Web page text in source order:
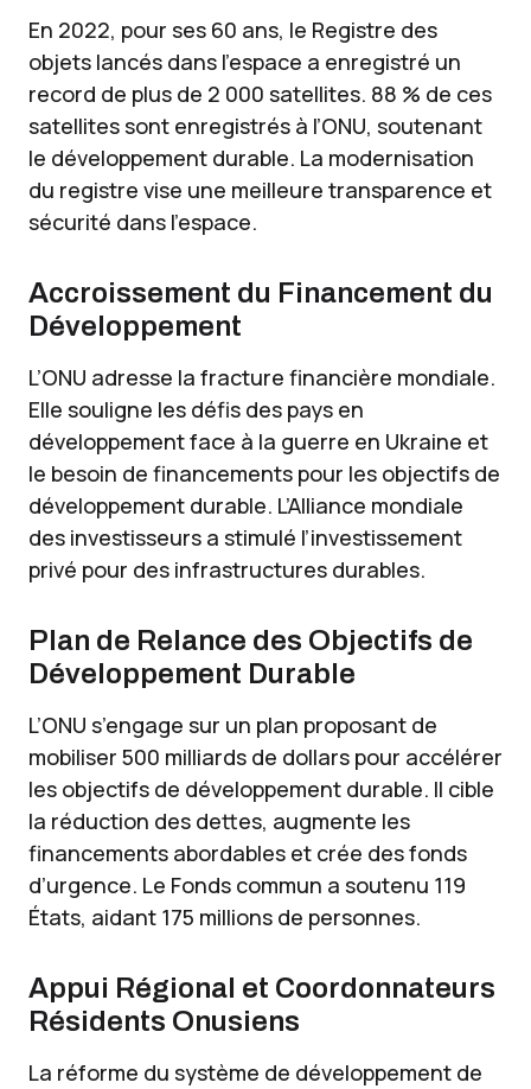
En 2022, pour ses 60 ans, le Registre des
objets lancés dans l’espace a enregistré un
record de plus de 2 000 satellites. 88 % de ces
satellites sont enregistrés à l’ONU, soutenant
le développement durable. La modernisation
du registre vise une meilleure transparence et
sécurité dans l’espace.
Accroissement du Financement du
Développement
L’ONU adresse la fracture financière mondiale.
Elle souligne les défis des pays en
développement face à la guerre en Ukraine et
le besoin de financements pour les objectifs de
développement durable. L’Alliance mondiale
des investisseurs a stimulé l’investissement
privé pour des infrastructures durables.
Plan de Relance des Objectifs de
Développement Durable
L’ONU s’engage sur un plan proposant de
mobiliser 500 milliards de dollars pour accélérer
les objectifs de développement durable. Il cible
la réduction des dettes, augmente les
financements abordables et crée des fonds
d’urgence. Le Fonds commun a soutenu 119
États, aidant 175 millions de personnes.
Appui Régional et Coordonnateurs
Résidents Onusiens
La réforme du système de développement de